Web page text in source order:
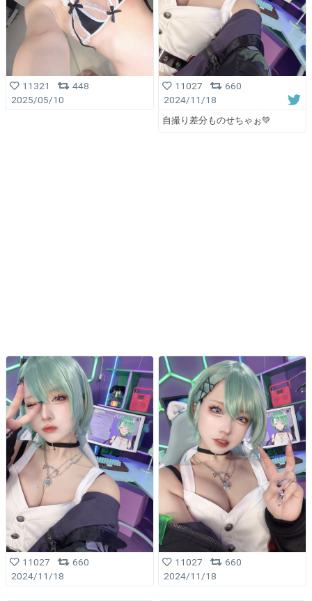
11321
448
2025/05/10
11027
660
2024/11/18
自撮り差分ものせちゃぉ💚
11027
660
2024/11/18
11027
660
2024/11/18